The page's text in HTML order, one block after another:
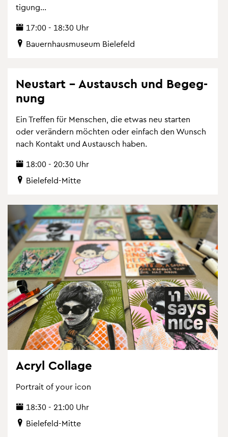
ti­gung...
17:00 - 18:30 Uhr
Bau­ern­haus­mu­se­um Bie­le­feld
Neu­start – Aus­tausch und Be­geg­
nung
Ein Tref­fen für Men­schen, die etwas neu star­ten
oder ver­än­dern möch­ten oder ein­fach den Wunsch
nach Kon­takt und Aus­tausch haben.
18:00 - 20:30 Uhr
Bie­le­feld-Mitte
Acryl Col­la­ge
Por­trait of your icon
18:30 - 21:00 Uhr
Bie­le­feld-Mitte